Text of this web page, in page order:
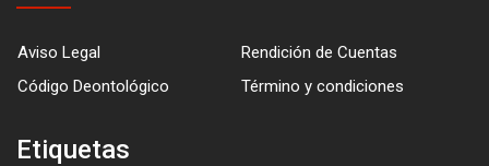
Aviso Legal
Rendición de Cuentas
Código Deontológico
Término y condiciones
Etiquetas